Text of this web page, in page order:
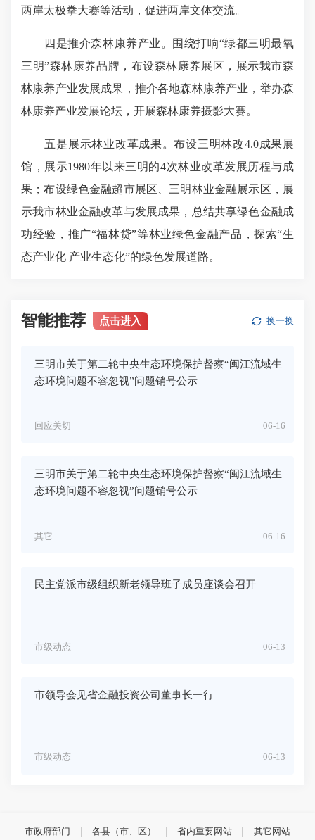
两岸太极拳大赛等活动，促进两岸文体交流。
四是推介森林康养产业。围绕打响“绿都三明最氧
三明”森林康养品牌，布设森林康养展区，展示我市森
林康养产业发展成果，推介各地森林康养产业，举办森
林康养产业发展论坛，开展森林康养摄影大赛。
五是展示林业改革成果。布设三明林改4.0成果展
馆，展示1980年以来三明的4次林业改革发展历程与成
果；布设绿色金融超市展区、三明林业金融展示区，展
示我市林业金融改革与发展成果，总结共享绿色金融成
功经验，推广“福林贷”等林业绿色金融产品，探索“生
态产业化 产业生态化”的绿色发展道路。
智能推荐 点击进入 换一换
三明市关于第二轮中央生态环境保护督察“闽江流域生
态环境问题不容忽视”问题销号公示
06-16
回应关切
三明市关于第二轮中央生态环境保护督察“闽江流域生
态环境问题不容忽视”问题销号公示
06-16
其它
民主党派市级组织新老领导班子成员座谈会召开
06-13
市级动态
市领导会见省金融投资公司董事长一行
06-13
市级动态
市政府部门 各县（市、区） 省内重要网站 其它网站